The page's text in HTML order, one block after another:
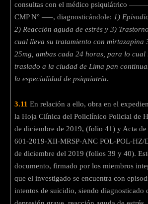
consultas con el médico psiquiátrico
CMP N° —–, diagnosticándole: 1)
2) Reacción aguda de estrés y 3)
cual lleva su tratamiento con mirtazapina
25mg, ambas cada 24 horas, para lo cual
traslado a la ciudad de Lima pan
la especialidad de psiquiatría.
3.11 En relación a ello, obra en el
la Hoja Clínica del Policlínico Policial de
de diciembre de 2019, (folio 41) y Acta de
601-2019-XII-MRSP-ANC POL-POL-HZ/
de diciembre del 2019 (folios 39 y 40).
documento, firmado por los miembros
que el investigado se encuentra con
intentos de suicidio, siendo diagnosticado